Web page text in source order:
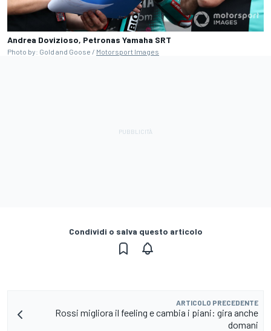
Andrea Dovizioso, Petronas Yamaha SRT
Photo by: Gold and Goose / Motorsport Images
Condividi o salva questo articolo
ARTICOLO PRECEDENTE
Rossi migliora il feeling e cambia i piani: gira anche
domani